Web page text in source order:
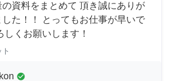
資料をまとめて 頂き誠にありが
した！！ とってもお仕事が早いで
しくお願いします！
check_circle